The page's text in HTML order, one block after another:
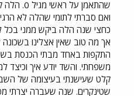
שהתאמן
ואם סברתי לתומי שהלה לא
כחצי שנה הלה ביקש ממני
אך מה טוב שאין אצלינו
התקפות באחד מבתי הכנסת
משפחתי. והשד יודע איך וכיצד
קלט שעישנתי בעיצומה של
שטינקרים. שנה שעברה יצרתי